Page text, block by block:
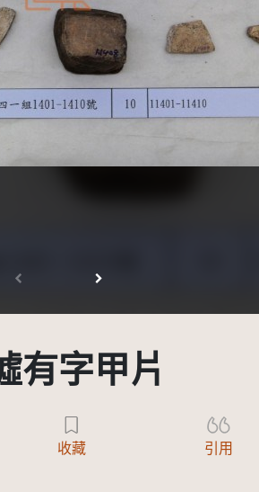
BY 3.0 TW +)
有字甲片
收藏 引用